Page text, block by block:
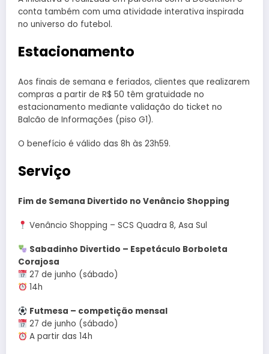
conta também com uma atividade interativa inspirada
no universo do futebol.
Estacionamento
Aos finais de semana e feriados, clientes que realizarem
compras a partir de R$ 50 têm gratuidade no
estacionamento mediante validação do ticket no
Balcão de Informações (piso G1).
O benefício é válido das 8h às 23h59.
Serviço
Fim de Semana Divertido no Venâncio Shopping
Venâncio Shopping – SCS Quadra 8, Asa Sul
Sabadinho Divertido – Espetáculo Borboleta
Corajosa
27 de junho (sábado)
14h
Futmesa – competição mensal
27 de junho (sábado)
A partir das 14h